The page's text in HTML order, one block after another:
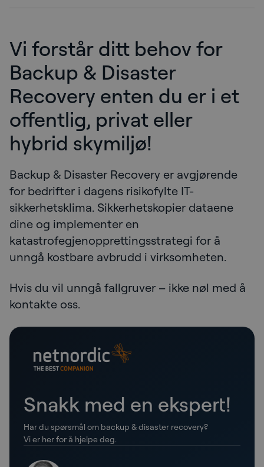
Vi forstår ditt behov for
Backup & Disaster
Recovery enten du er i et
offentlig, privat eller
hybrid skymiljø!
Backup & Disaster Recovery er avgjørende
for bedrifter i dagens risikofylte IT-
sikkerhetsklima. Sikkerhetskopier dataene
dine og implementer en
katastrofegjenopprettingsstrategi for å
unngå kostbare avbrudd i virksomheten.
Hvis du vil unngå fallgruver – ikke nøl med å
kontakte oss.
Snakk med en ekspert!
Har du spørsmål om backup & disaster recovery?
Vi er her for å hjelpe deg.